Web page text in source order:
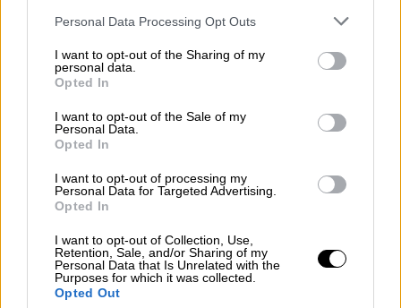
Please note that this website/app uses one or more Google
not limited to your visit or usage behaviour. You may click to
grant or deny consent to Google and its third-party tags to
use your data for below specified purposes in below Google
consent section.
Personal Data Processing Opt Outs
I want to opt-out of the Sharing of my
personal data.
Opted In
I want to opt-out of the Sale of my
Personal Data.
Opted In
I want to opt-out of processing my
Personal Data for Targeted Advertising.
Opted In
I want to opt-out of Collection, Use,
Retention, Sale, and/or Sharing of my
Personal Data that Is Unrelated with the
Purposes for which it was collected.
Opted Out
🗣️ "Todo el cuerpo tenía lesiones
gravísimas".
Alberto Crescenti, titular del SAME,
habló sobre la muerte de Liam Payne,
ex cantante de One Direction, y
incompatibles con la vida".
👉 En#ElNoticierocon@paulinor76
pic.twitter.com/bLOgKsAHeh
— La Nación Más (@lanacionmas)